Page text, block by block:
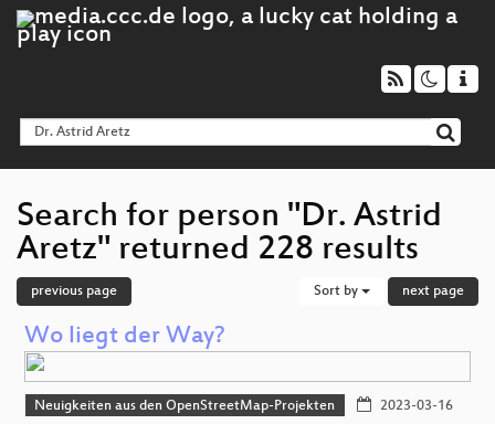
Search for person "Dr. Astrid
Aretz" returned 228 results
previous page Sort by next page
Wo liegt der Way?
Neuigkeiten aus den OpenStreetMap-Projekten
2023-03-16